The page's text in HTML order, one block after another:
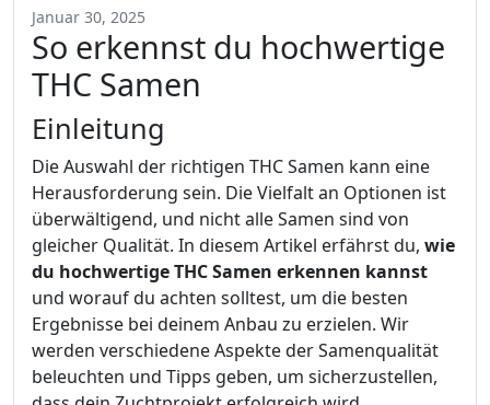
Januar 30, 2025
So erkennst du hochwertige
THC Samen
Einleitung
Die Auswahl der richtigen THC Samen kann eine
Herausforderung sein. Die Vielfalt an Optionen ist
überwältigend, und nicht alle Samen sind von
gleicher Qualität. In diesem Artikel erfährst du, wie
du hochwertige THC Samen erkennen kannst
und worauf du achten solltest, um die besten
Ergebnisse bei deinem Anbau zu erzielen. Wir
werden verschiedene Aspekte der Samenqualität
beleuchten und Tipps geben, um sicherzustellen,